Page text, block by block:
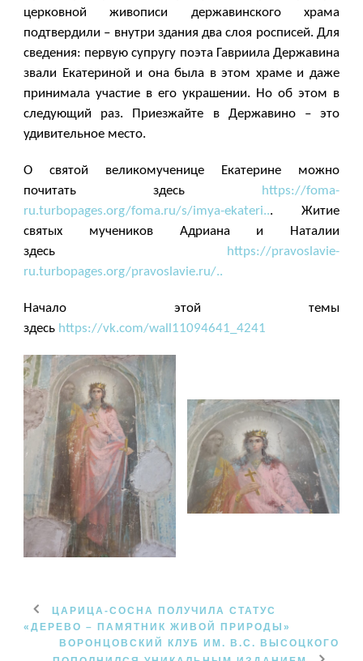
церковной живописи державинского храма
подтвердили – внутри здания два слоя росписей. Для
сведения: первую супругу поэта Гавриила Державина
звали Екатериной и она была в этом храме и даже
принимала участие в его украшении. Но об этом в
следующий раз. Приезжайте в Державино – это
удивительное место.
О святой великомученице Екатерине можно
почитать здесь
https://foma-
ru.turbopages.org/foma.ru/s/imya-ekateri... Житие
святых мучеников Адриана и Наталии
здесь
https://pravoslavie-
ru.turbopages.org/pravoslavie.ru/..
Начало этой темы
здесь https://vk.com/wall11094641_4241
ЦАРИЦА-СОСНА ПОЛУЧИЛА СТАТУС
«ДЕРЕВО – ПАМЯТНИК ЖИВОЙ ПРИРОДЫ»
ВОРОНЦОВСКИЙ КЛУБ ИМ. В.С. ВЫСОЦКОГО